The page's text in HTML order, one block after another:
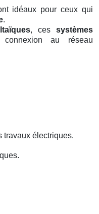
idéaux pour ceux qui
.
, cessystèmes
au réseau
travaux électriques.